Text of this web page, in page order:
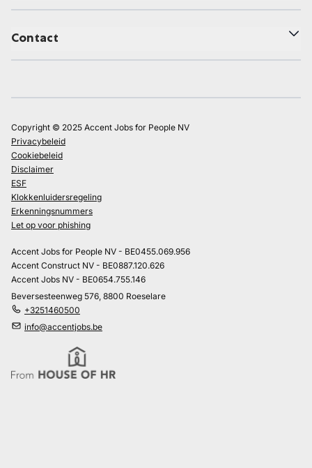
Contact
Copyright © 2025 Accent Jobs for People NV
Privacybeleid
Cookiebeleid
Disclaimer
ESF
Klokkenluidersregeling
Erkenningsnummers
Let op voor phishing
Accent Jobs for People NV - BE0455.069.956
Accent Construct NV - BE0887.120.626
Accent Jobs NV - BE0654.755.146
Beversesteenweg 576, 8800 Roeselare
+3251460500
info@accentjobs.be